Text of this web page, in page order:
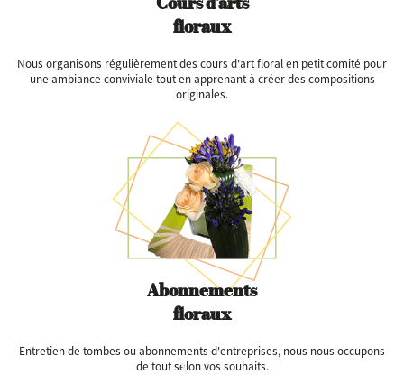
floraux
Nous organisons régulièrement des cours d'art floral en petit comité pour
une ambiance conviviale tout en apprenant à créer des compositions
originales.
Abonnements
floraux
Entretien de tombes ou abonnements d'entreprises, nous nous occupons
de tout selon vos souhaits.